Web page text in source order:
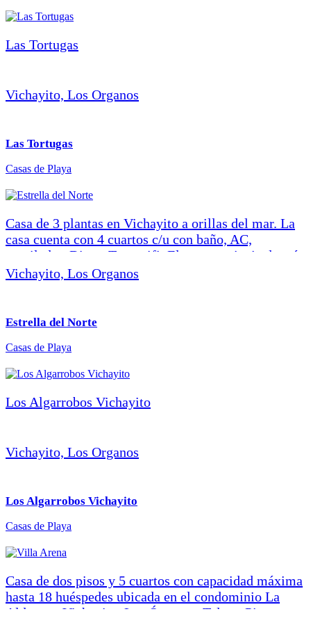
camarotes con camas de plaza y media, escritorio,
closets y vista al mar. -1 baño de visita con ducha. –
Cocina amplia de 40 m2 con barra y bancos altos
(capacidad para 6 o 10 […]
Las Tortugas
Vichayito, Los Organos
Las Tortugas
Casas de Playa
Casa de 3 plantas en Vichayito a orillas del mar. La
casa cuenta con 4 cuartos c/u con baño, AC,
ventilador, Direct Tv y wifi. El cuarto principal está
en la planta alta con cama king, terraza y vista
(cuarto del medio con camarote extra). Cuenta con
parrilla. La Sala-Comedor estilo balinés tiene
capacidad para 10 personas. El Servicio de cocina y
limpieza incluidos. Capacidad para 10 personas.
(hasta 2 personas extra). FOTOS ESTRELLA DEL
Vichayito, Los Organos
Estrella del Norte
Casas de Playa
Los Algarrobos Vichayito
Vichayito, Los Organos
Los Algarrobos Vichayito
Casas de Playa
Casa de dos pisos y 5 cuartos con capacidad máxima
hasta 18 huéspedes ubicada en el condominio La
Aldea, en Vichayito, Los Órganos, Talara, Piura,